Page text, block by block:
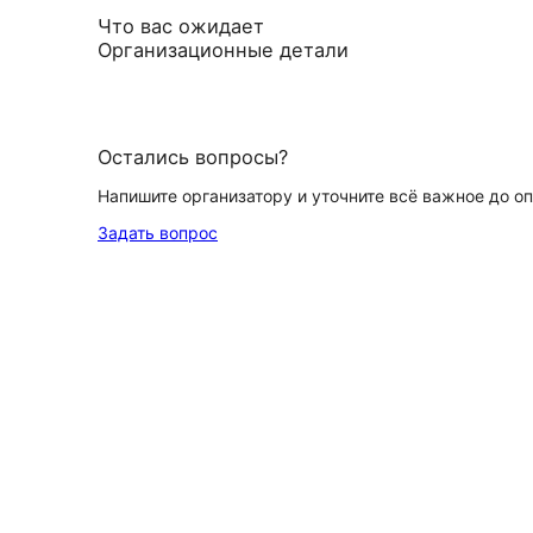
Что вас ожидает
Организационные детали
Остались вопросы?
Напишите организатору и уточните всё важное до
Задать вопрос